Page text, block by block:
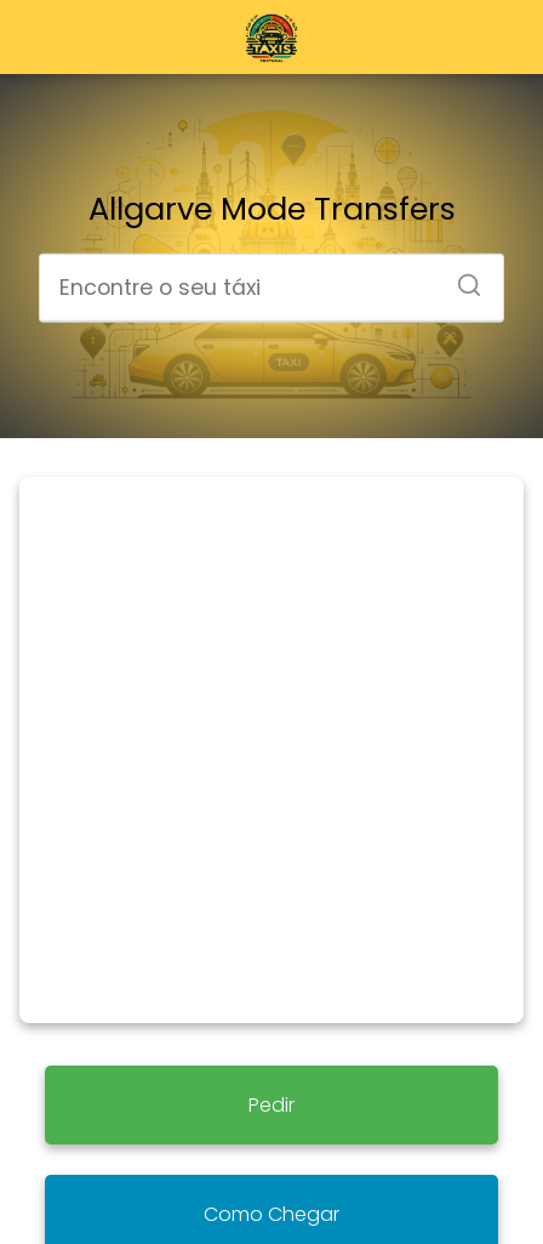
Allgarve Mode Transfers
Pedir
Como Chegar